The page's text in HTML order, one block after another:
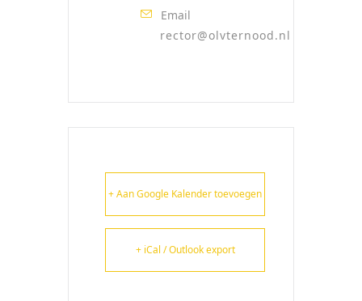
Email
rector@olvternood.nl
+ Aan Google Kalender toevoegen
+ iCal / Outlook export